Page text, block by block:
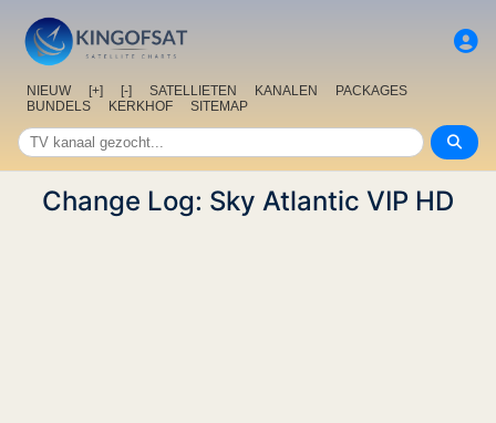
NIEUW [+] [-] SATELLIETEN KANALEN
PACKAGES
BUNDELS
KERKHOF SITEMAP
Change Log: Sky Atlantic VIP HD